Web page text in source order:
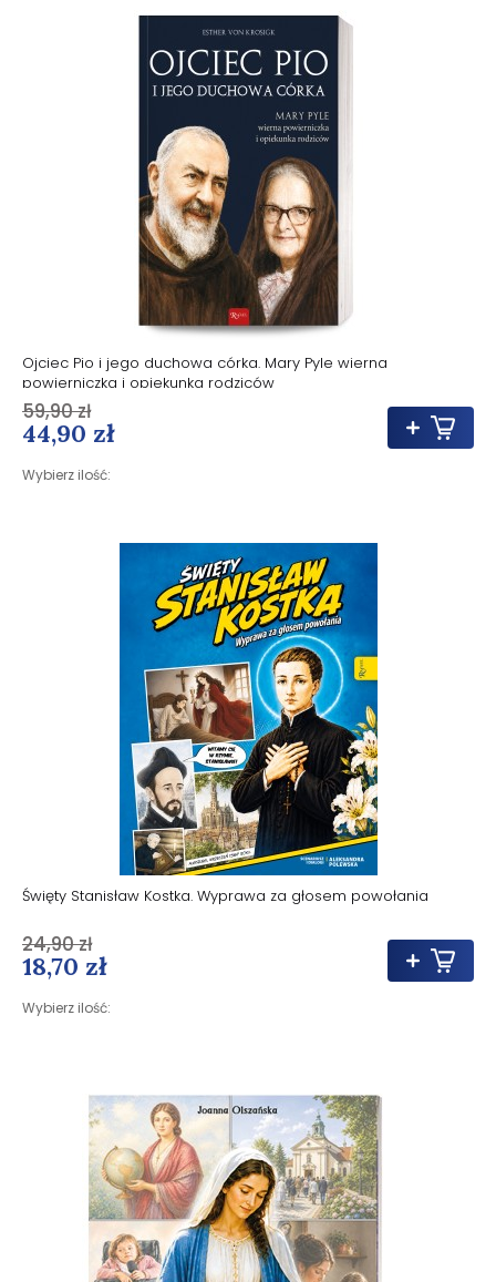
Ojciec Pio i jego duchowa córka. Mary Pyle wierna
powierniczka i opiekunka rodziców
44,90 zł
Wybierz ilość:
59,90 zł
Święty Stanisław Kostka. Wyprawa za głosem powołania
18,70 zł
Wybierz ilość:
24,90 zł